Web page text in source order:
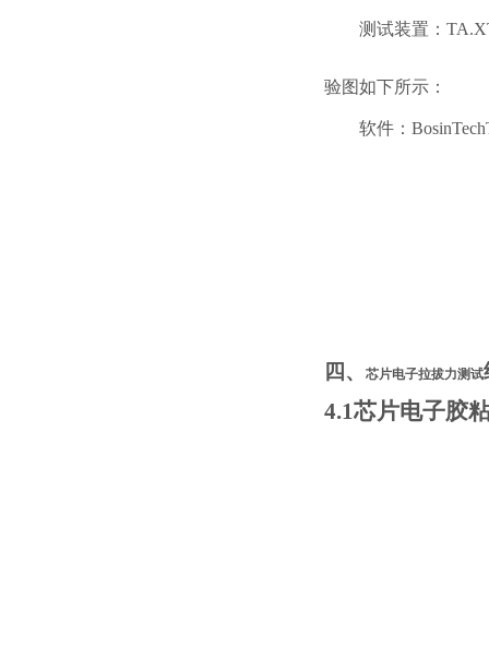
测试装置：
验图如下所示：
软件：
四、 芯片电子拉拔力测试
4.1芯片电子胶